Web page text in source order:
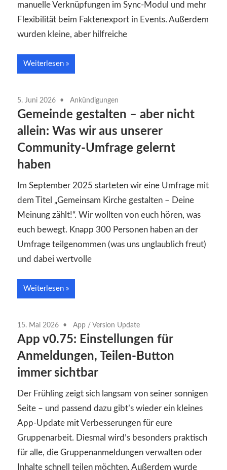
manuelle Verknüpfungen im Sync-Modul und mehr
Flexibilität beim Faktenexport in Events. Außerdem
wurden kleine, aber hilfreiche
Weiterlesen
5. Juni 2026 Ankündigungen
Gemeinde gestalten – aber nicht
allein: Was wir aus unserer
Community-Umfrage gelernt
haben
Im September 2025 starteten wir eine Umfrage mit
dem Titel „Gemeinsam Kirche gestalten – Deine
Meinung zählt!“. Wir wollten von euch hören, was
euch bewegt. Knapp 300 Personen haben an der
Umfrage teilgenommen (was uns unglaublich freut)
und dabei wertvolle
Weiterlesen
15. Mai 2026 App / Version Update
App v0.75: Einstellungen für
Anmeldungen, Teilen-Button
immer sichtbar
Der Frühling zeigt sich langsam von seiner sonnigen
Seite – und passend dazu gibt’s wieder ein kleines
App-Update mit Verbesserungen für eure
Gruppenarbeit. Diesmal wird’s besonders praktisch
für alle, die Gruppenanmeldungen verwalten oder
Inhalte schnell teilen möchten. Außerdem wurde